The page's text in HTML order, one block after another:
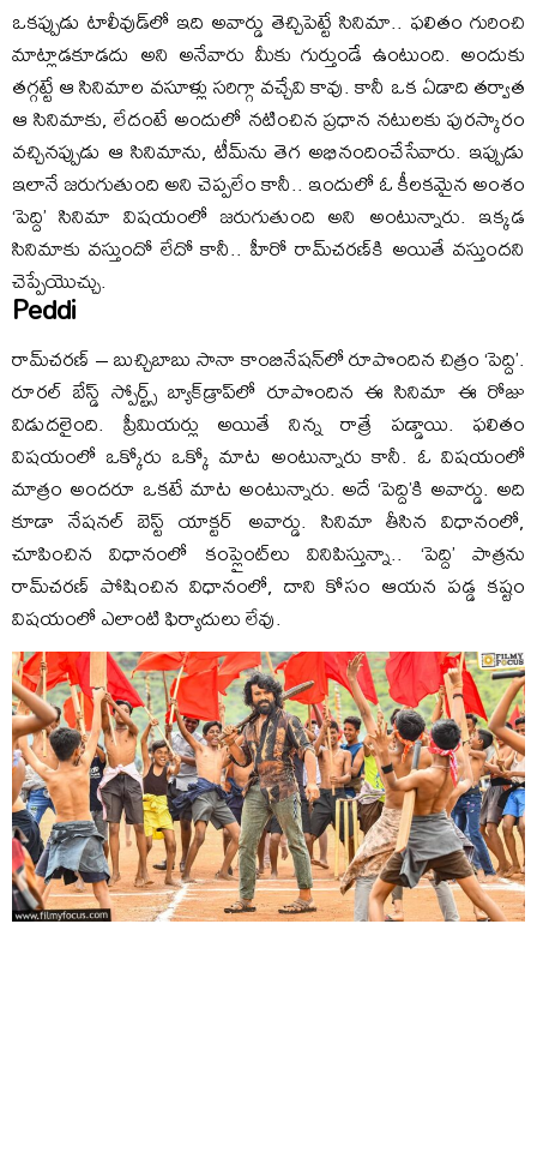
ఒకప్పుడు టాలీవుడ్‌లో ఇది అవార్డు తెచ్చిపెట్టే సినిమా.. ఫలితం గురించి
మాట్లాడకూడదు అని అనేవారు మీకు గుర్తుండే ఉంటుంది. అందుకు
తగ్గట్టే ఆ సినిమాల వసూళ్లు సరిగ్గా వచ్చేవి కావు. కానీ ఒక ఏడాది తర్వాత
ఆ సినిమాకు, లేదంటే అందులో నటించిన ప్రధాన నటులకు పురస్కారం
వచ్చినప్పుడు ఆ సినిమాను, టీమ్‌ను తెగ అభినందించేసేవారు. ఇప్పుడు
ఇలానే జరుగుతుంది అని చెప్పలేం కానీ.. ఇందులో ఓ కీలకమైన అంశం
‘పెద్ది’ సినిమా విషయంలో జరుగుతుంది అని అంటున్నారు. ఇక్కడ
సినిమాకు వస్తుందో లేదో కానీ.. హీరో రామ్‌చరణ్‌కి అయితే వస్తుందని
చెప్పేయొచ్చు.
Peddi
రామ్‌చరణ్‌ – బుచ్చిబాబు సానా కాంబినేషన్‌లో రూపొందిన చిత్రం ‘పెద్ది’.
రూరల్‌ బేస్డ్‌ స్పోర్ట్స్‌ బ్యాక్‌డ్రాప్‌లో రూపొందిన ఈ సినిమా ఈ రోజు
విడుదలైంది. ప్రీమియర్లు అయితే నిన్న రాత్రే పడ్డాయి. ఫలితం
విషయంలో ఒక్కోరు ఒక్కో మాట అంటున్నారు కానీ. ఓ విషయంలో
మాత్రం అందరూ ఒకటే మాట అంటున్నారు. అదే ‘పెద్ది’కి అవార్డు. అది
కూడా నేషనల్‌ బెస్ట్‌ యాక్టర్‌ అవార్డు. సినిమా తీసిన విధానంలో,
చూపించిన విధానంలో కంప్లైంట్‌లు వినిపిస్తున్నా.. ‘పెద్ది’ పాత్రను
రామ్‌చరణ్‌ పోషించిన విధానంలో, దాని కోసం ఆయన పడ్డ కష్టం
విషయంలో ఎలాంటి ఫిర్యాదులు లేవు.